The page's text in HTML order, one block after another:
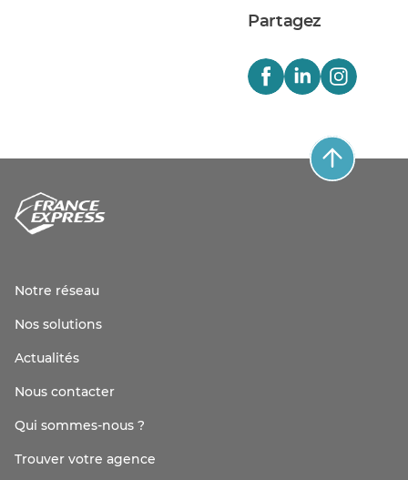
Partagez
Notre réseau
Nos solutions
Actualités
Nous contacter
Qui sommes-nous ?
Trouver votre agence